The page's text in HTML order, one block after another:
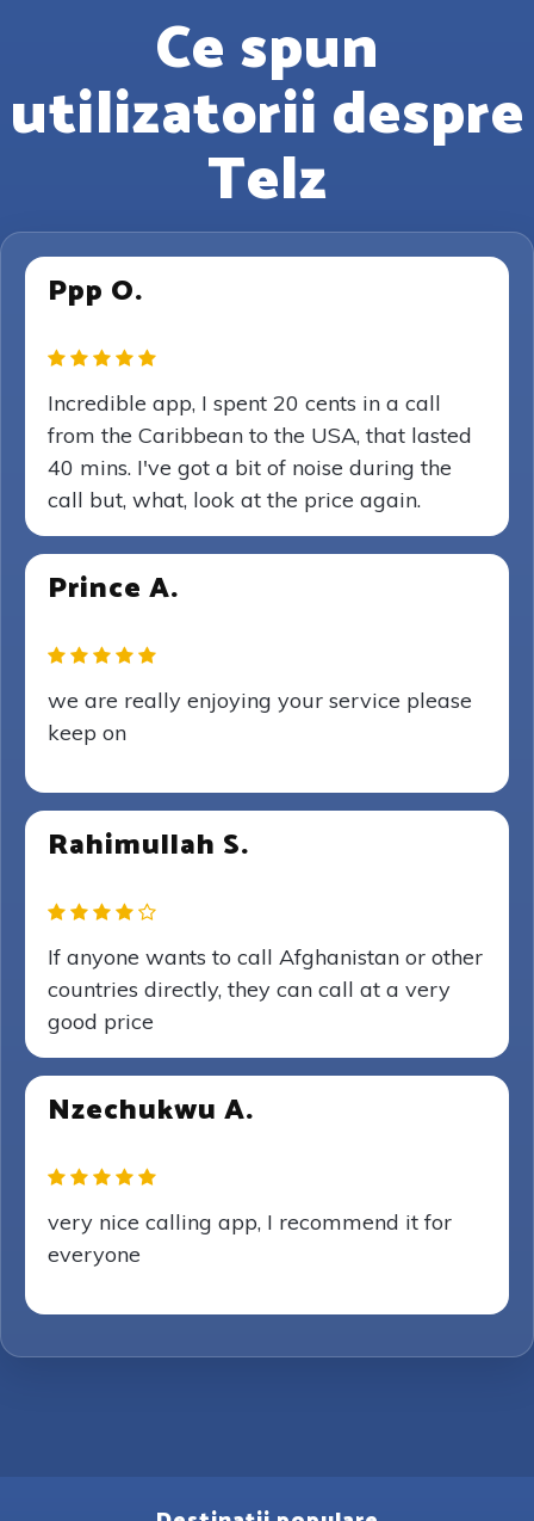
Ce spun
utilizatorii despre
Telz
Ppp O.
Incredible app, I spent 20 cents in a call
from the Caribbean to the USA, that lasted
40 mins. I've got a bit of noise during the
call but, what, look at the price again.
Prince A.
we are really enjoying your service please
keep on
Rahimullah S.
If anyone wants to call Afghanistan or other
countries directly, they can call at a very
good price
Nzechukwu A.
very nice calling app, I recommend it for
everyone